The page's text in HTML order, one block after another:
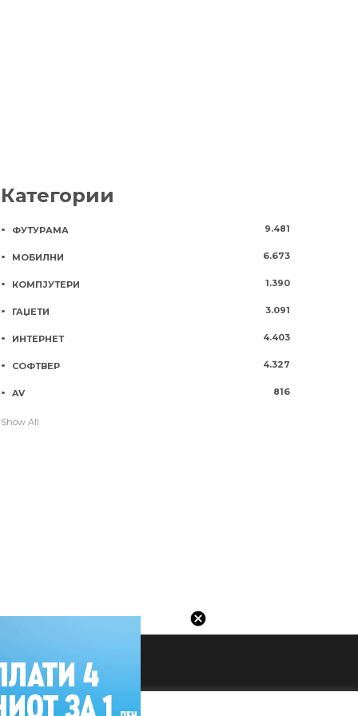
Категории
ФУТУРАМА 9.481
МОБИЛНИ 6.673
КОМПЈУТЕРИ 1.390
ГАЏЕТИ 3.091
ИНТЕРНЕТ 4.403
СОФТВЕР 4.327
AV 816
Show All